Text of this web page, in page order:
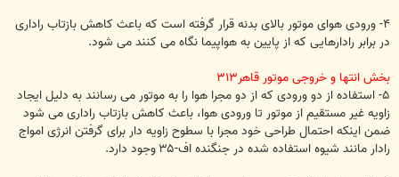
۴- ورودی هوای موتور بالای بدنه قرار گرفته است که باعث کاهش بازتاب راداری
در برابر رادارهایی که از پایین به هواپیما نگاه می کنند می شود.
بخش انتها و خروجی موتور قاهر۳۱۳
۵- استفاده از دو ورودی که از دو مجرا هوا را به موتور می رسانند به دلیل ایجاد
زاویه غیر مستقیم از موتور تا ورودی هوا، باعث کاهش بازتاب راداری می شود
ضمن اینکه احتمال طراحی خود مجرا با سطوح زاویه دار برای گرفتن انرژی امواج
رادار مانند شیوه استفاده شده در جنگنده اف-۳۵ وجود دارد.